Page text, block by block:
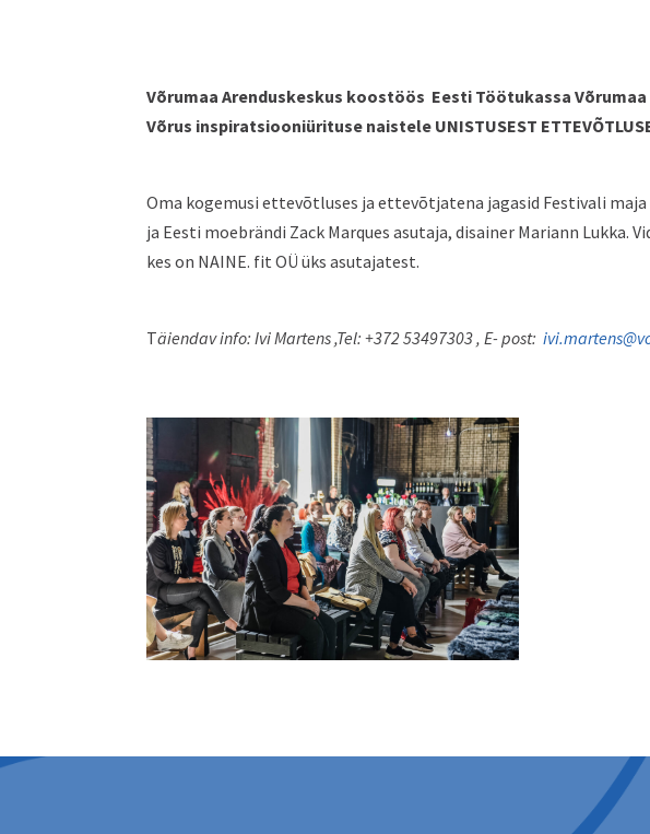
Võrumaa Arenduskeskus koostöös Eesti Töötukassa
Võrus inspiratsiooniürituse naistele UNISTUSEST
Oma kogemusi ettevõtluses ja ettevõtjatena jagasid Festivali
ja Eesti moebrändi Zack Marques asutaja, disainer Mariann
kes on NAINE. fit OÜ üks asutajatest.
Täiendav info: Ivi Martens ,Tel: +372 53497303 , E- post: